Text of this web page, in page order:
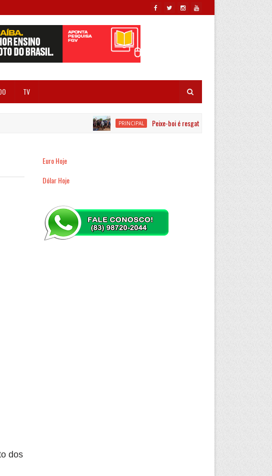
TV
PRINCIPAL Peixe-boi é resgatado por equipes ambientais no
dos
Euro Hoje
Dólar Hoje